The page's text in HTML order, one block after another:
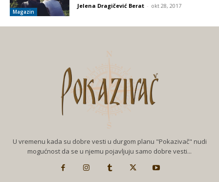
Magazin
Jelena Dragičević Berat - okt 28, 2017
U vremenu kada su dobre vesti u durgom planu "Pokazivač" nudi
mogućnost da se u njemu pojavljuju samo dobre vesti...